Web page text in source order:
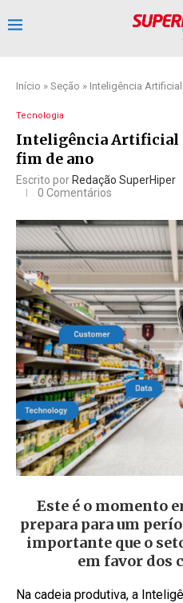
Início » Seção » Inteligência
Tecnologia
Inteligência Artificial
fim de ano
Escrito porRedação SuperHiper
0 Comentários
Este é o momento
prepara para um
importante que o
em favor dos
Na cadeia produtiva, a